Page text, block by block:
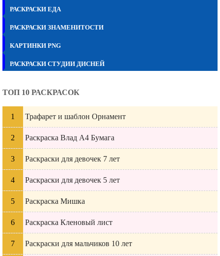
РАСКРАСКИ ЕДА
РАСКРАСКИ ЗНАМЕНИТОСТИ
КАРТИНКИ PNG
РАСКРАСКИ СТУДИИ ДИСНЕЙ
ТОП 10 РАСКРАСОК
Трафарет и шаблон Орнамент
Раскраска Влад А4 Бумага
Раскраски для девочек 7 лет
Раскраски для девочек 5 лет
Раскраска Мишка
Раскраска Кленовый лист
Раскраски для мальчиков 10 лет